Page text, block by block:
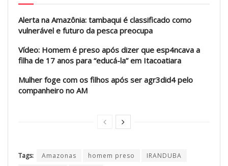
Alerta na Amazônia: tambaqui é classificado como
vulnerável e futuro da pesca preocupa
Vídeo: Homem é preso após dizer que esp4ncava a
filha de 17 anos para “educá-la” em Itacoatiara
Mulher foge com os filhos após ser agr3did4 pelo
companheiro no AM
Tags: Amazonas homem preso
IRANDUBA